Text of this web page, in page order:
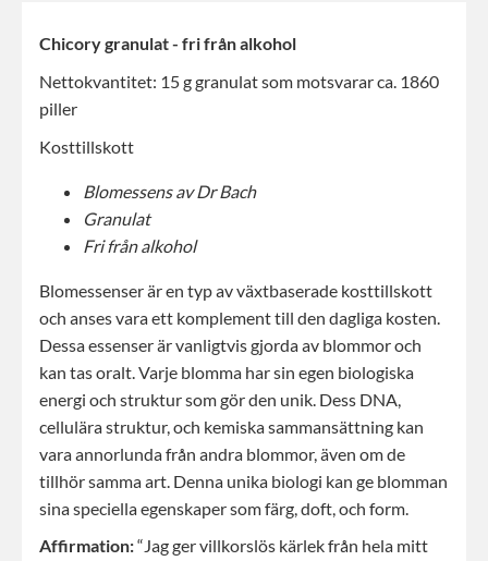
Chicory granulat - fri från alkohol
Nettokvantitet: 15 g granulat som motsvarar ca. 1860
piller
Kosttillskott
Blomessens av Dr Bach
Granulat
Fri från alkohol
Blomessenser är en typ av växtbaserade kosttillskott
och anses vara ett komplement till den dagliga kosten.
Dessa essenser är vanligtvis gjorda av blommor och
kan tas oralt. Varje blomma har sin egen biologiska
energi och struktur som gör den unik. Dess DNA,
cellulära struktur, och kemiska sammansättning kan
vara annorlunda från andra blommor, även om de
tillhör samma art. Denna unika biologi kan ge blomman
sina speciella egenskaper som färg, doft, och form.
Affirmation:“Jag ger villkorslös kärlek från hela mitt